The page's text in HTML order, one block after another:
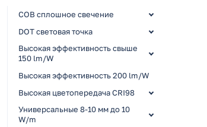
COB сплошное свечение
DOT световая точка
Высокая эффективность свыше
150 lm/W
Высокая эффективность 200 lm/W
Высокая цветопередача CRI98
Универсальные 8-10 мм до 10
W/m